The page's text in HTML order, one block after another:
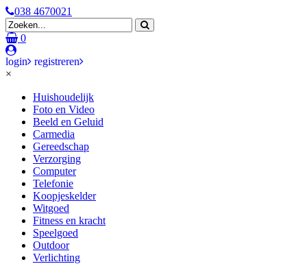
038 4670021
0
login
registreren
×
Huishoudelijk
Foto en Video
Beeld en Geluid
Carmedia
Gereedschap
Verzorging
Computer
Telefonie
Koopjeskelder
Witgoed
Fitness en kracht
Speelgoed
Outdoor
Verlichting